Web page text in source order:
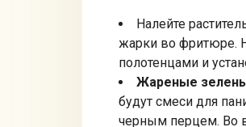
Налейте
жарки во фритюре.
полотенцами и
Жареные
будут смеси для
черным перцем. Во